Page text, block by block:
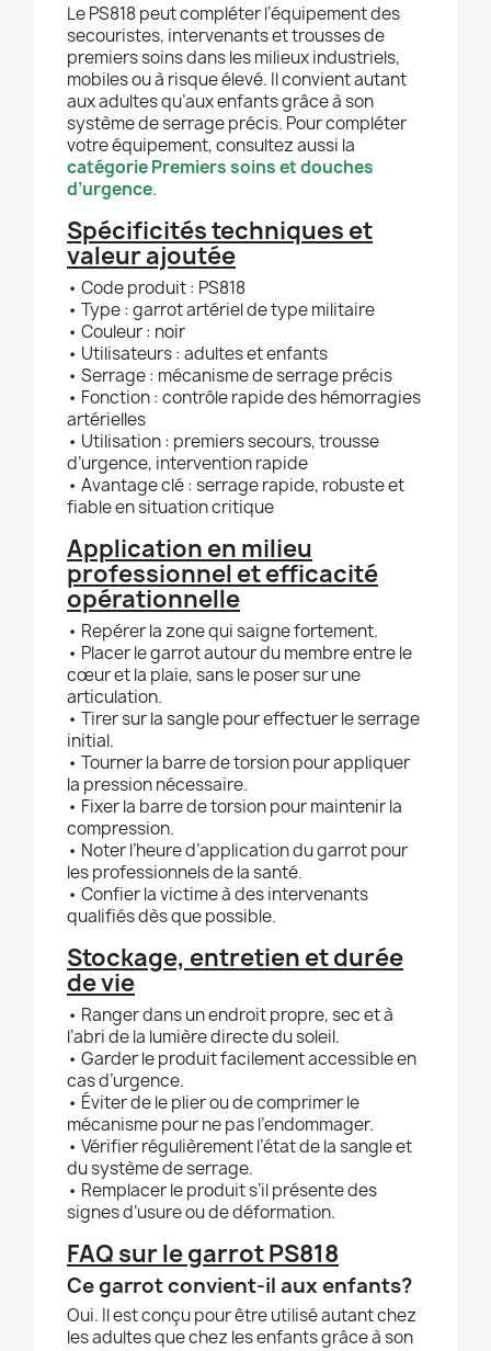
Le PS818 peut compléter l’équipement des
secouristes, intervenants et trousses de
premiers soins dans les milieux industriels,
mobiles ou à risque élevé. Il convient autant
aux adultes qu’aux enfants grâce à son
système de serrage précis. Pour compléter
votre équipement, consultez aussi la
catégorie Premiers soins et douches
d’urgence.
Spécificités techniques et
valeur ajoutée
• Code produit : PS818
• Type : garrot artériel de type militaire
• Couleur : noir
• Utilisateurs : adultes et enfants
• Serrage : mécanisme de serrage précis
• Fonction : contrôle rapide des hémorragies
artérielles
• Utilisation : premiers secours, trousse
d’urgence, intervention rapide
• Avantage clé : serrage rapide, robuste et
fiable en situation critique
Application en milieu
professionnel et efficacité
opérationnelle
• Repérer la zone qui saigne fortement.
• Placer le garrot autour du membre entre le
cœur et la plaie, sans le poser sur une
articulation.
• Tirer sur la sangle pour effectuer le serrage
initial.
• Tourner la barre de torsion pour appliquer
la pression nécessaire.
• Fixer la barre de torsion pour maintenir la
compression.
• Noter l’heure d’application du garrot pour
les professionnels de la santé.
• Confier la victime à des intervenants
qualifiés dès que possible.
Stockage, entretien et durée
de vie
• Ranger dans un endroit propre, sec et à
l’abri de la lumière directe du soleil.
• Garder le produit facilement accessible en
cas d’urgence.
• Éviter de le plier ou de comprimer le
mécanisme pour ne pas l’endommager.
• Vérifier régulièrement l’état de la sangle et
du système de serrage.
• Remplacer le produit s’il présente des
signes d’usure ou de déformation.
FAQ sur le garrot PS818
Ce garrot convient-il aux enfants?
Oui. Il est conçu pour être utilisé autant chez
les adultes que chez les enfants grâce à son